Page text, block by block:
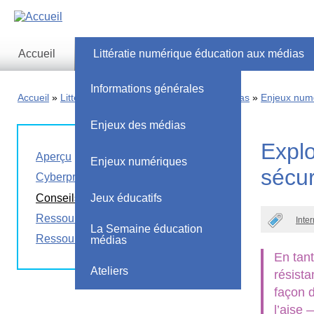
Accueil
Littératie numérique éducation aux médias
Informations générales
Enjeux des médias
Enjeux numériques
Jeux éducatifs
La Semaine éducation
médias
Ateliers
Accueil Littératie numérique éducation aux médias Enjeux
En
façon
l’aise
Aperçu
Cyberprédateurs
Conseils de sécurité
Ressources pour parents
Ressources pour les enseignants